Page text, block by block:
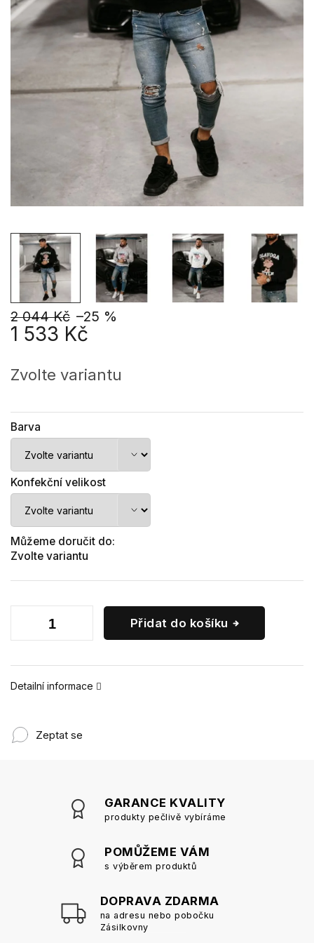
2 044 Kč –25 %
1 533 Kč
cena:
Zvolte variantu
Barva
Konfekční velikost
Můžeme doručit do:
Zvolte variantu
Přidat do košíku
Detailní informace
Zeptat se
GARANCE KVALITY
produkty pečlivě vybíráme
POMŮŽEME VÁM
s výběrem produktů
DOPRAVA ZDARMA
na adresu nebo pobočku
Zásilkovny